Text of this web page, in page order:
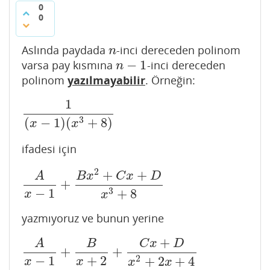
0
0
Aslında paydada n
n-inci dereceden polinom
varsa pay kısmına n − 1
n−1
-inci dereceden
polinom yazılmayabilir. Örneğin:
1
(x − 1)(x3 + 8)
1(x−1)(x3+8)
ifadesi için
A
x − 1
+
Bx2 + Cx + D
x3 + 8
Ax− 1+ Bx2+Cx+Dx3+8
yazmıyoruz ve bunun yerine
A
x − 1
+
B
x + 2
+
Cx + D
x2 + 2x + 4
Ax −1+Bx+2+Cx+ Dx2+2x+4